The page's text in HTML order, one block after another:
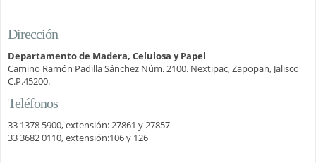
Dirección
Departamento de Madera, Celulosa y Papel
Camino Ramón Padilla Sánchez Núm. 2100. Nextipac, Zapopan, Jalisco
C.P.45200.
Teléfonos
33 1378 5900, extensión: 27861 y 27857
33 3682 0110, extensión:106 y 126